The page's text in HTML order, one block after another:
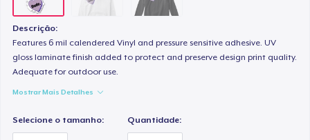
Descrição:
Features 6 mil calendered Vinyl and pressure sensitive adhesive. UV
gloss laminate finish added to protect and preserve design print quality.
Adequate for outdoor use.
Mostrar Mais Detalhes
Selecione o tamanho: Quantidade: